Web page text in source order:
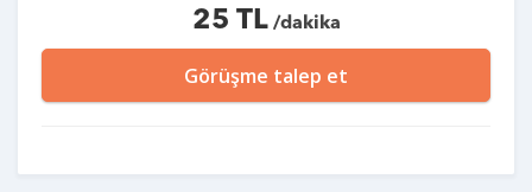
25 TL/dakika
Görüşme talep et